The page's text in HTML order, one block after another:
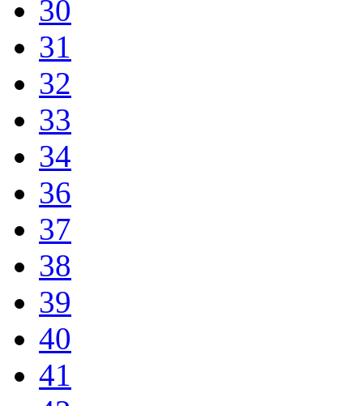
30
31
32
33
34
36
37
38
39
40
41